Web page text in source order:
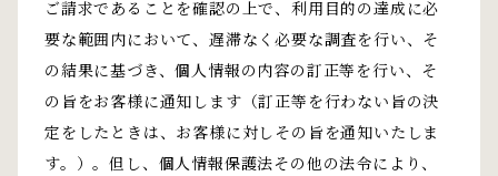
ご請求であることを確認の上で、利用目的の達成に必
要な範囲内において、遅滞なく必要な調査を行い、そ
の結果に基づき、個人情報の内容の訂正等を行い、そ
の旨をお客様に通知します（訂正等を行わない旨の決
定をしたときは、お客様に対しその旨を通知いたしま
す。）。但し、個人情報保護法その他の法令により、